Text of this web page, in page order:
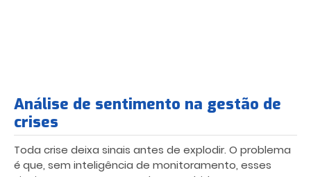
Análise de sentimento na gestão de
crises
Toda crise deixa sinais antes de explodir. O problema
é que, sem inteligência de monitoramento, esses